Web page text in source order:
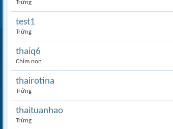
Trứng
test1
Trứng
thaiq6
Chim non
thairotina
Trứng
thaituanhao
Trứng